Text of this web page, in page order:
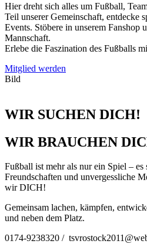
Hier dreht sich alles um Fußball,
Teil unserer Gemeinschaft, entdecke
Events. Stöbere in unserem Fanshop
Mannschaft.
Erlebe die Faszination des Fußballs
Mitglied werden
Bild
WIR SUCHEN DICH!
WIR BRAUCHEN
Fußball ist mehr als nur ein Spiel –
Freundschaften und unvergessliche
wir DICH!
Gemeinsam lachen, kämpfen,
und neben dem Platz.
0174-9238320 /